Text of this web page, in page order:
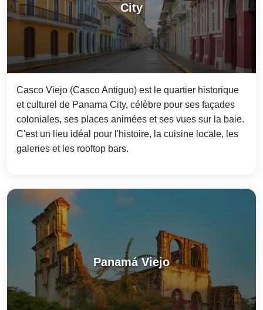
City
Casco Viejo (Casco Antiguo) est le quartier historique
et culturel de Panama City, célèbre pour ses façades
coloniales, ses places animées et ses vues sur la baie.
C'est un lieu idéal pour l'histoire, la cuisine locale, les
galeries et les rooftop bars.
Panamá Viejo